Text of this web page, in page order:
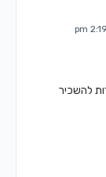
להשכיר